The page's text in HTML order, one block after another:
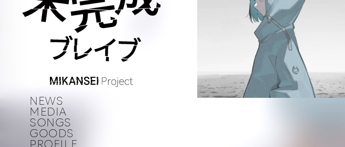
NEWS
MEDIA
SONGS
GOODS